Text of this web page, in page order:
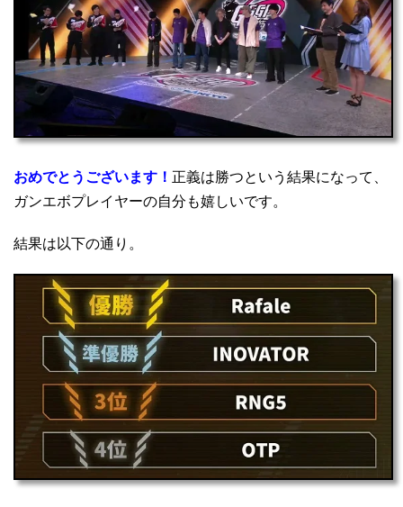
おめでとうございます！ 正義は勝つという結果になって、
ガンエボプレイヤーの自分も嬉しいです。
結果は以下の通り。